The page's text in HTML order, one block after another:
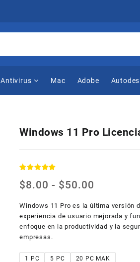
Antivirus Mac Adobe
Windows 11 Pro
con
5.00
valoración
de un
cliente
$8.00 - $50.00
precios:
desde
$8.00
Windows 11 Pro es la última versión
experiencia de usuario mejorada y
enfoque en la productividad y la
empresas.
1 PC 5 PC 20 PC MAK